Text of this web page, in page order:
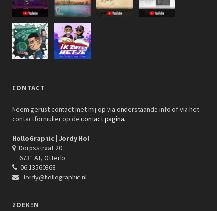
CONTACT
Neem gerust contact met mij op via onderstaande info of via het
contactformulier op de contact pagina.
HolloGraphic | Jordy Hol
Dorpsstraat 20
6731 AT, Otterlo
06 13560368
Jordy@hollographic.nl
ZOEKEN